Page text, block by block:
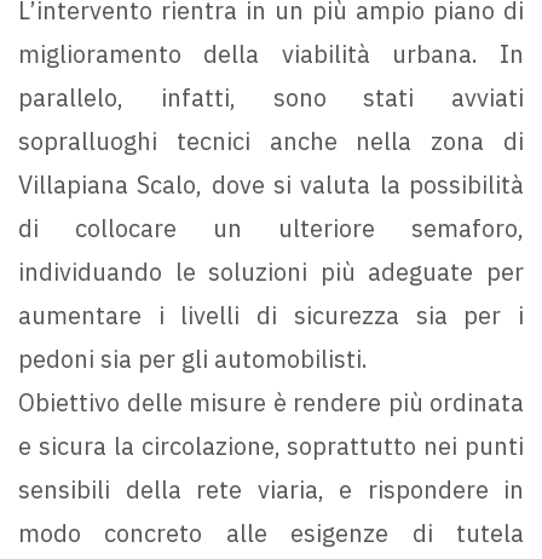
L’intervento rientra in un più ampio piano di
miglioramento della viabilità urbana. In
parallelo, infatti, sono stati avviati
sopralluoghi tecnici anche nella zona di
Villapiana Scalo, dove si valuta la possibilità
di collocare un ulteriore semaforo,
individuando le soluzioni più adeguate per
aumentare i livelli di sicurezza sia per i
pedoni sia per gli automobilisti.
Obiettivo delle misure è rendere più ordinata
e sicura la circolazione, soprattutto nei punti
sensibili della rete viaria, e rispondere in
modo concreto alle esigenze di tutela